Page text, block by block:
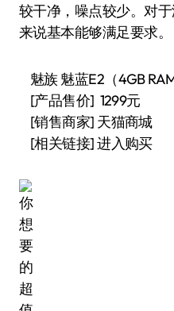
较干净，噪点较少。对
来说基本能够满足要求。
魅族 魅蓝E2（4GB
[产品售价] 1299元
[销售商家] 天猫商城
[相关链接] 进入购买